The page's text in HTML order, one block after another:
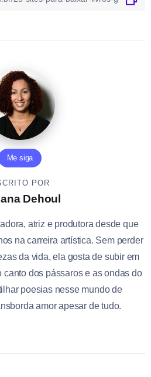
Me siga
POR
Dehoul
atriz e produtora desde que
na carreira artística. Sem perder
da vida, ela gosta de subir em
dos pássaros e as ondas do
poesias nesse mundo de
amor apesar de tudo.